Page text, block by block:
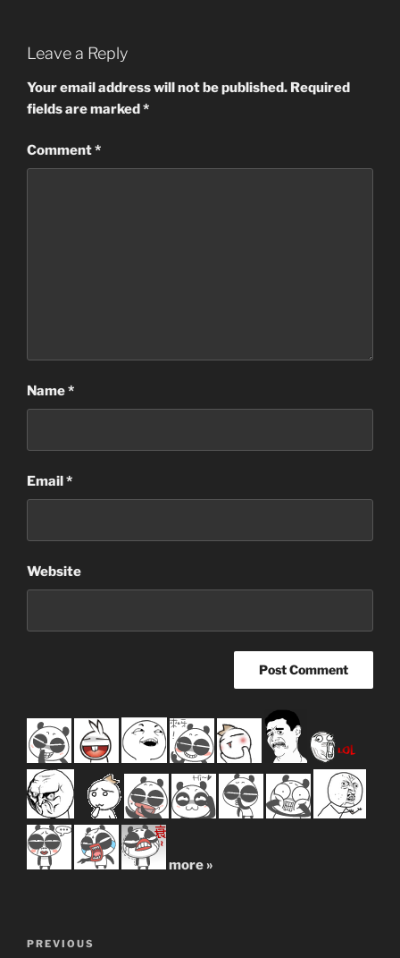
Leave a Reply
Your email address will not be published. Required
fields are marked*
Comment*
Name*
Email*
Website
more »
Previous
PREVIOUS